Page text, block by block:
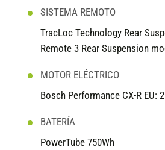
SISTEMA REMOTO
TracLoc Technology Rear
Remote 3 Rear Suspension
MOTOR ELÉCTRICO
Bosch Performance CX-R EU:
BATERÍA
PowerTube 750Wh